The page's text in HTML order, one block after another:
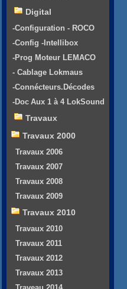
Digital
-Configuration - ROCO
-Config -Intellibox
-Prog Moteur LEMACO
- Cablage Lokmaus
-Connécteurs.Décodes
-Doc Aux 1 à 4 LokSound
Travaux
Travaux 2000
Travaux 2006
Travaux 2007
Travaux 2008
Travaux 2009
Travaux 2010
Travaux 2010
Travaux 2011
Travaux 2012
Travaux 2013